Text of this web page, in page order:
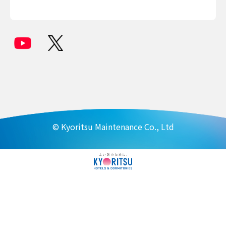
© Kyoritsu Maintenance Co., Ltd